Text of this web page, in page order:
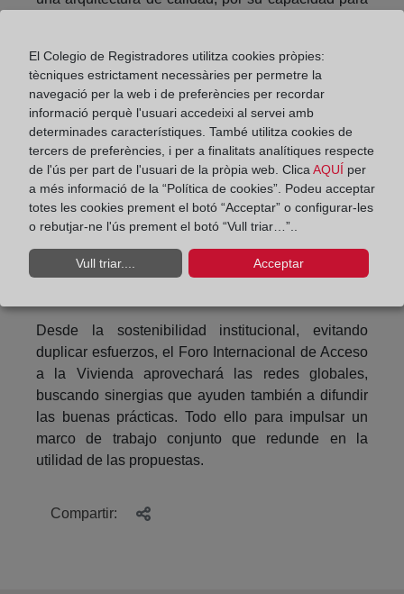
calidad de vida”, ha afirmado.
En este contexto, el Foro Internacional de Acceso a
la Vivienda reunirá en Madrid a expertos de todo el
mundo con el fin de identificar, analizar, debatir y
clasificar, de una forma científica y rigurosa, las
principales barreras que dificultan en cada país que
el derecho a la vivienda digna y adecuada sea una
realidad, así como los casos de éxito que
permitirían avanzar, a medio y largo plazo, en
posibles líneas de actuación para plantear
Desde la sostenibilidad institucional, evitando
duplicar esfuerzos, el Foro Internacional de Acceso
a la Vivienda aprovechará las redes globales,
buscando sinergias que ayuden también a difundir
las buenas prácticas. Todo ello para impulsar un
marco de trabajo conjunto que redunde en la
utilidad de las propuestas.
Compartir:
El Colegio de Registradores utilitza cookies pròpies:
tècniques estrictament necessàries per permetre la
navegació per la web i de preferències per recordar
informació perquè l'usuari accedeixi al servei amb
determinades característiques. També utilitza cookies de
tercers de preferències, i per a finalitats analítiques respecte
de l'ús per part de l'usuari de la pròpia web. ClicaAQUÍ per
a més informació de la “Política de cookies”. Podeu acceptar
totes les cookies prement el botó “Acceptar” o configurar-les
o rebutjar-ne l'ús prement el botó “Vull triar…”..
Vull triar.... Acceptar